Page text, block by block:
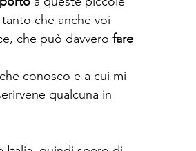
che anche voi
che può davvero fare
conosco e a cui mi
qualcuna in